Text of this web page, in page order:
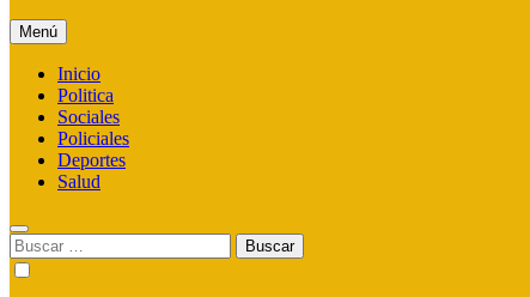
Menú
Inicio
Politica
Sociales
Policiales
Deportes
Salud
Buscar: